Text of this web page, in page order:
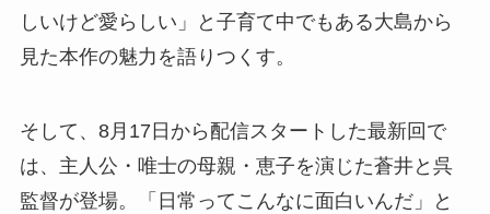
しいけど愛らしい」と子育て中でもある大島から
見た本作の魅力を語りつくす。
そして、8月17日から配信スタートした最新回で
は、主人公・唯士の母親・恵子を演じた蒼井と呉
監督が登場。「日常ってこんなに面白いんだ」と